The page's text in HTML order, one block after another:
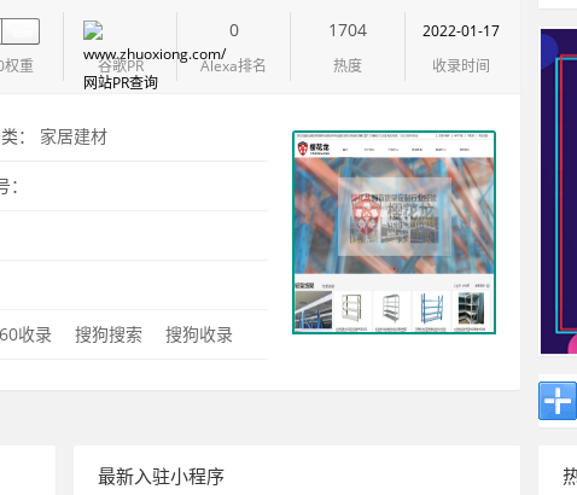
权重 谷歌PR
0
Alexa排名
1704
热度
2022-01-17
收录时间
： 家居建材
收录 搜狗搜索 搜狗收录
最新入驻小程序